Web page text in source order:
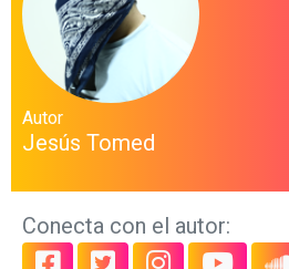
Autor
Jesús Tomed
Conecta con el autor: